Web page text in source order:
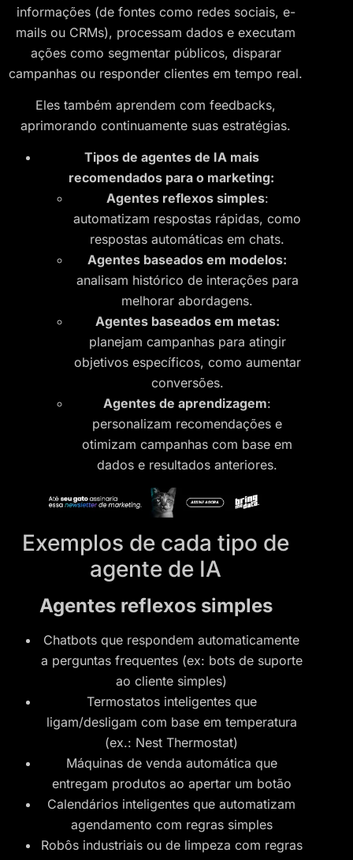
informações (de fontes como redes sociais, e-
mails ou CRMs), processam dados e executam
ações como segmentar públicos, disparar
campanhas ou responder clientes em tempo real.
Eles também aprendem com feedbacks,
aprimorando continuamente suas estratégias.
Tipos de agentes de IA mais
recomendados para o marketing:
Agentes reflexos simples:
automatizam respostas rápidas, como
respostas automáticas em chats.
Agentes baseados em modelos:
analisam histórico de interações para
melhorar abordagens.
Agentes baseados em metas:
planejam campanhas para atingir
objetivos específicos, como aumentar
conversões.
Agentes de aprendizagem:
personalizam recomendações e
otimizam campanhas com base em
dados e resultados anteriores.
Exemplos de cada tipo de
agente de IA
Agentes reflexos simples
Chatbots que respondem automaticamente
a perguntas frequentes (ex: bots de suporte
ao cliente simples)
Termostatos inteligentes que
ligam/desligam com base em temperatura
(ex.: Nest Thermostat)
Máquinas de venda automática que
entregam produtos ao apertar um botão
Calendários inteligentes que automatizam
agendamento com regras simples
Robôs industriais ou de limpeza com regras